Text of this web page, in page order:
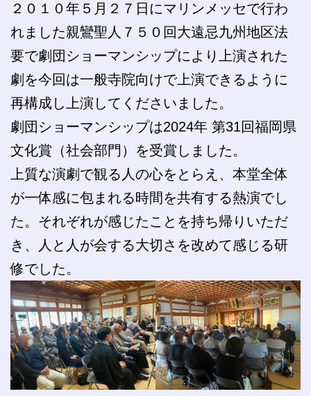
２０１０年５月２７日にマリンメッセで行わ
れました親鸞聖人７５０回大遠忌九州地区法
要で劇団ショーマンシップにより上演された
劇を今回は一般寺院向けで上演できるように
再構成し上演してくださいました。
劇団ショーマンシップは2024年 第31回福岡県
文化賞（社会部門）を受賞しました。
上質な演劇で観る人の心をとらえ、本堂全体
が一体感に包まれる時間を共有する熱演でし
た。それぞれが感じたことを持ち帰りいただ
き、人と人が会する大切さを改めて感じる研
修でした。